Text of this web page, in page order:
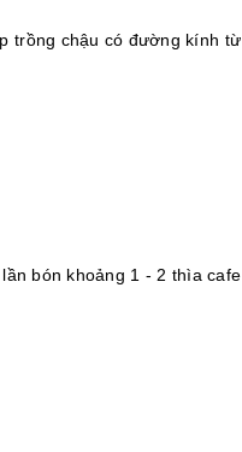
trồng chậu có đường kính từ
bón khoảng 1 - 2 thìa cafe